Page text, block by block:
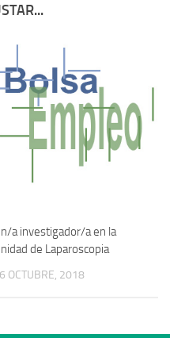
a investigador/a en la
de Laparoscopia
OCTUBRE, 2018